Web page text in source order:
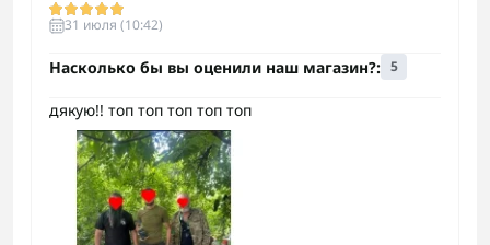
31 июля (10:42)
Насколько бы вы оценили наш магазин?: 5
дякую!! топ топ топ топ топ